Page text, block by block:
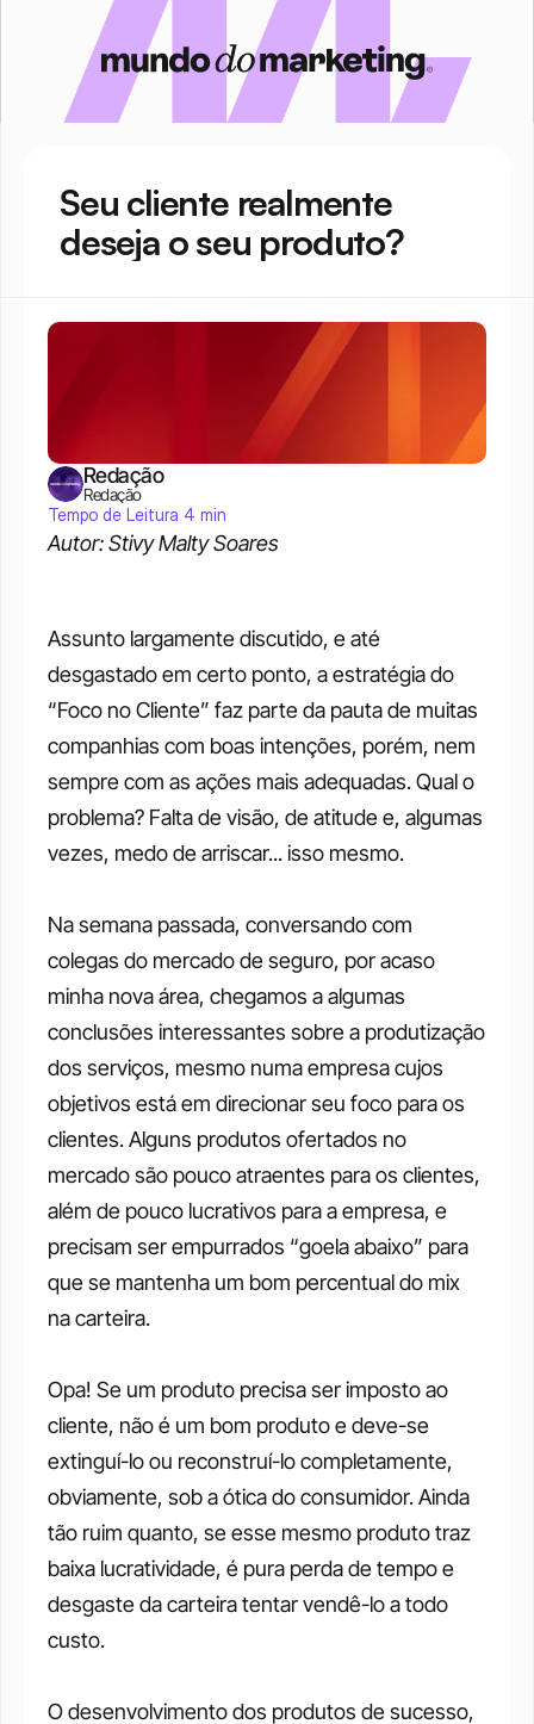
Seu cliente realmente
deseja o seu produto?
Autor: Stivy Malty Soares
Assunto largamente discutido, e até
desgastado em certo ponto, a estratégia do
“Foco no Cliente” faz parte da pauta de muitas
companhias com boas intenções, porém, nem
sempre com as ações mais adequadas. Qual o
problema? Falta de visão, de atitude e, algumas
vezes, medo de arriscar... isso mesmo.
Na semana passada, conversando com
colegas do mercado de seguro, por acaso
minha nova área, chegamos a algumas
conclusões interessantes sobre a produtização
dos serviços, mesmo numa empresa cujos
objetivos está em direcionar seu foco para os
clientes. Alguns produtos ofertados no
mercado são pouco atraentes para os clientes,
além de pouco lucrativos para a empresa, e
precisam ser empurrados “goela abaixo” para
que se mantenha um bom percentual do mix
na carteira.
Opa! Se um produto precisa ser imposto ao
cliente, não é um bom produto e deve-se
extinguí-lo ou reconstruí-lo completamente,
obviamente, sob a ótica do consumidor. Ainda
tão ruim quanto, se esse mesmo produto traz
baixa lucratividade, é pura perda de tempo e
desgaste da carteira tentar vendê-lo a todo
custo.
O desenvolvimento dos produtos de sucesso,
Redação
Redação
Tempo de Leitura 4 min